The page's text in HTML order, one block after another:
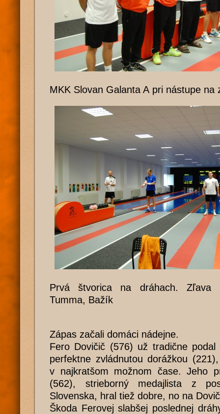
MKK Slovan Galanta A pri nástupe na
Prvá štvorica na dráhach. Zľava
Tumma, Bažík
Zápas začali domáci nádejne.
Fero Dovičič (576) už tradične podal
perfektne zvládnutou dorážkou
v najkratšom možnom čase. Jeho
(562), strieborný medajlista z
Slovenska, hral tiež dobre, no na
Škoda Ferovej slabšej poslednej